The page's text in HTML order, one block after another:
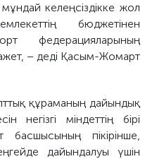
келеңсіздікке жол
бюджетінен
федерацияларының
– деді Қасым-Жомарт
құраманың дайындық
негізгі міндеттің бірі
басшысының пікірінше,
дайындалуы үшін